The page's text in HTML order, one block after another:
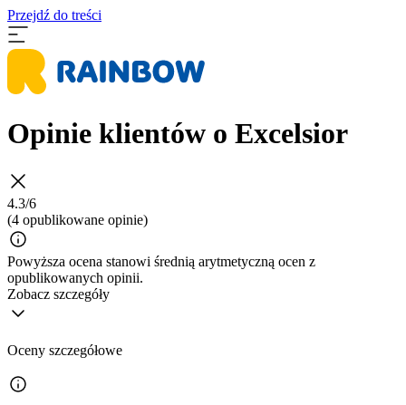
Przejdź do treści
Opinie klientów o Excelsior
4.3/6
(4 opublikowane opinie)
Powyższa ocena stanowi średnią arytmetyczną ocen z
opublikowanych opinii.
Zobacz szczegóły
Oceny szczegółowe